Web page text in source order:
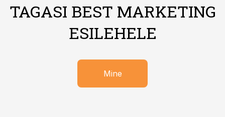
TAGASI BEST MARKETING
ESILEHELE
Mine